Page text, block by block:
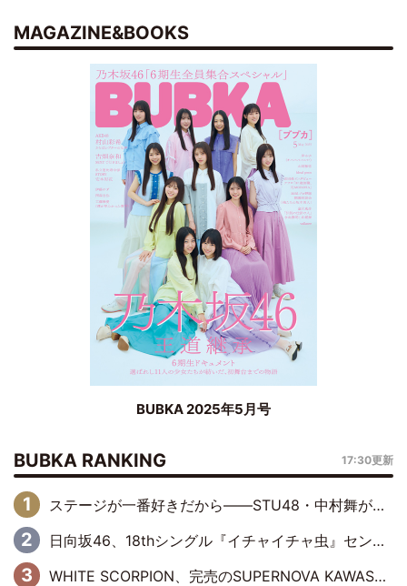
MAGAZINE&BOOKS
BUBKA 2025年5月号
BUBKA RANKING 17:30更新
ステージが一番好きだから――STU48・中村舞が描く“これからの私”
日向坂46、18thシングル『イチャイチャ虫』センターは正源司陽子に決定& 佐藤優羽や平岡海月など、“ひなた坂46”からの選抜入りも注目！
WHITE SCORPION、完売のSUPERNOVA KAWASAKIで沸いた“着席型LIVE” 『BASE Live #16』昼公演リポート